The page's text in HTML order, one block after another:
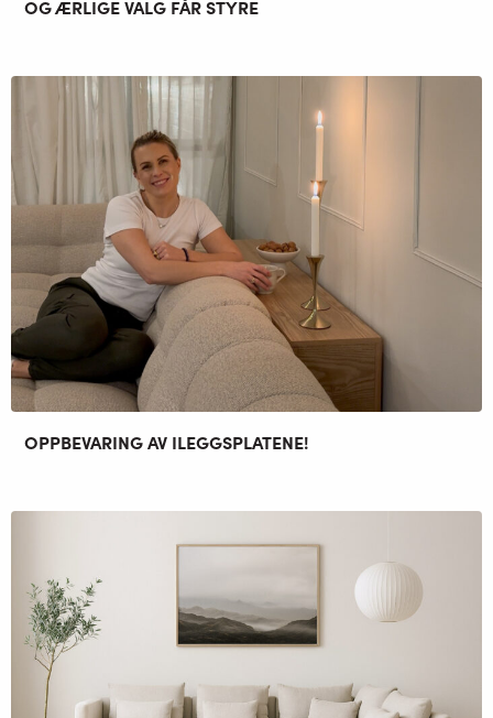
OG ÆRLIGE VALG FÅR STYRE
OPPBEVARING AV ILEGGSPLATENE!